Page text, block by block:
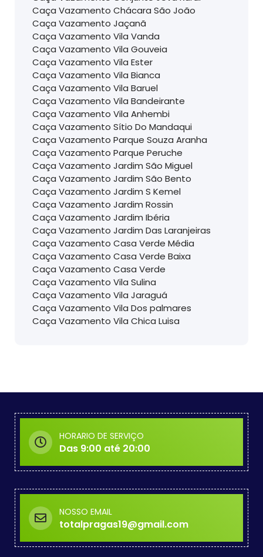
Caça Vazamento Chácara São João
Caça Vazamento Jaçanã
Caça Vazamento Vila Vanda
Caça Vazamento Vila Gouveia
Caça Vazamento Vila Ester
Caça Vazamento Vila Bianca
Caça Vazamento Vila Baruel
Caça Vazamento Vila Bandeirante
Caça Vazamento Vila Anhembi
Caça Vazamento Sítio Do Mandaqui
Caça Vazamento Parque Souza Aranha
Caça Vazamento Parque Peruche
Caça Vazamento Jardim São Miguel
Caça Vazamento Jardim São Bento
Caça Vazamento Jardim S Kemel
Caça Vazamento Jardim Rossin
Caça Vazamento Jardim Ibéria
Caça Vazamento Jardim Das Laranjeiras
Caça Vazamento Casa Verde Média
Caça Vazamento Casa Verde Baixa
Caça Vazamento Casa Verde
Caça Vazamento Vila Sulina
Caça Vazamento Vila Jaraguá
Caça Vazamento Vila Dos palmares
Caça Vazamento Vila Chica Luisa
HORARIO DE SERVIÇO
Das 9:00 até 20:00
NOSSO EMAIL
totalpragas19@gmail.com